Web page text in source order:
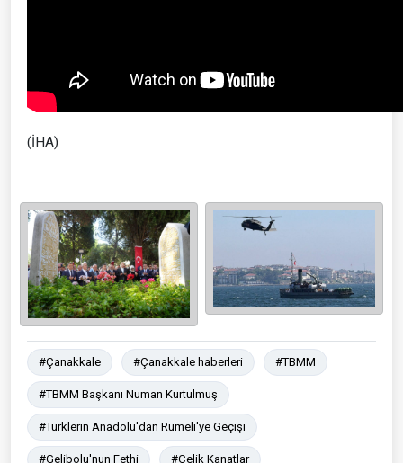
(İHA)
#Çanakkale #Çanakkale haberleri #TBMM
#TBMM Başkanı Numan Kurtulmuş
#Türklerin Anadolu'dan Rumeli'ye Geçişi
#Gelibolu'nun Fethi #Çelik Kanatlar